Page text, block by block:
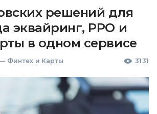
решений для
эквайринг, РРО и
в одном сервисе
Финтех и Карты 3131